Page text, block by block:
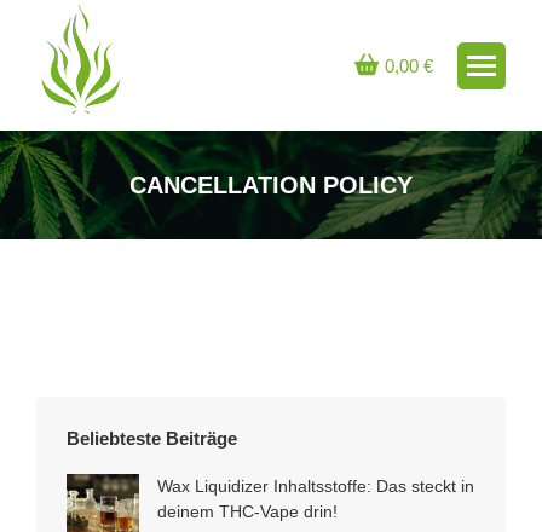
0,00 €
CANCELLATION POLICY
Sie befinden sich hier:
Beliebteste Beiträge
Wax Liquidizer Inhaltsstoffe: Das steckt in
deinem THC-Vape drin!